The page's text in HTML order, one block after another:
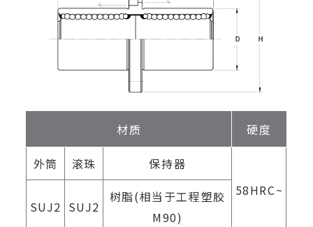
材质 硬度
外筒 滚珠
保持器
58HRC~
SUJ2 SUJ2
树脂(相当于工程塑胶
M90)